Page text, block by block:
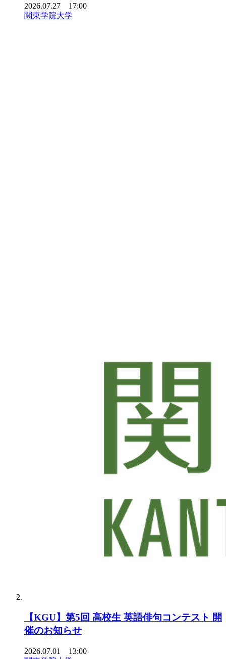
2026.07.27 17:00
関東学院大学
【KGU】第5回 高校生 英語俳句コンテスト 開
催のお知らせ
2026.07.01 13:00